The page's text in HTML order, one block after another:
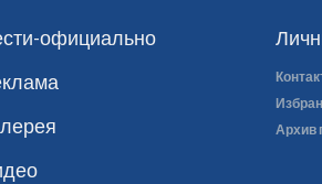
Архив
официально